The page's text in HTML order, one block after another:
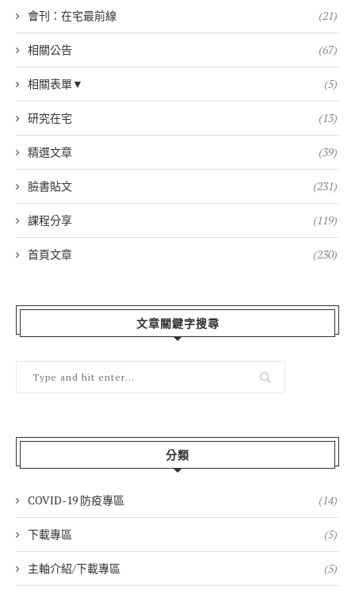
會刊：在宅最前線 (21)
相關公告 (67)
相關表單▼ (5)
研究在宅 (13)
精選文章 (39)
臉書貼文 (231)
課程分享 (119)
首頁文章 (230)
文章關鍵字搜尋
分類
COVID-19 防疫專區 (14)
下載專區 (5)
主軸介紹/下載專區 (5)